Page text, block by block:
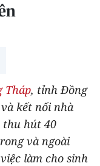
Tháp, tỉnh Đồng
và kết nối nhà
thu hút 40
và ngoài
làm cho sinh